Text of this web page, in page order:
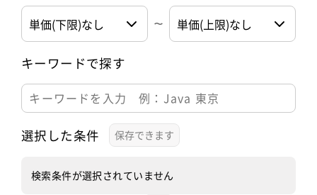
キーワードで探す
選択した条件
検索条件が選択されていません